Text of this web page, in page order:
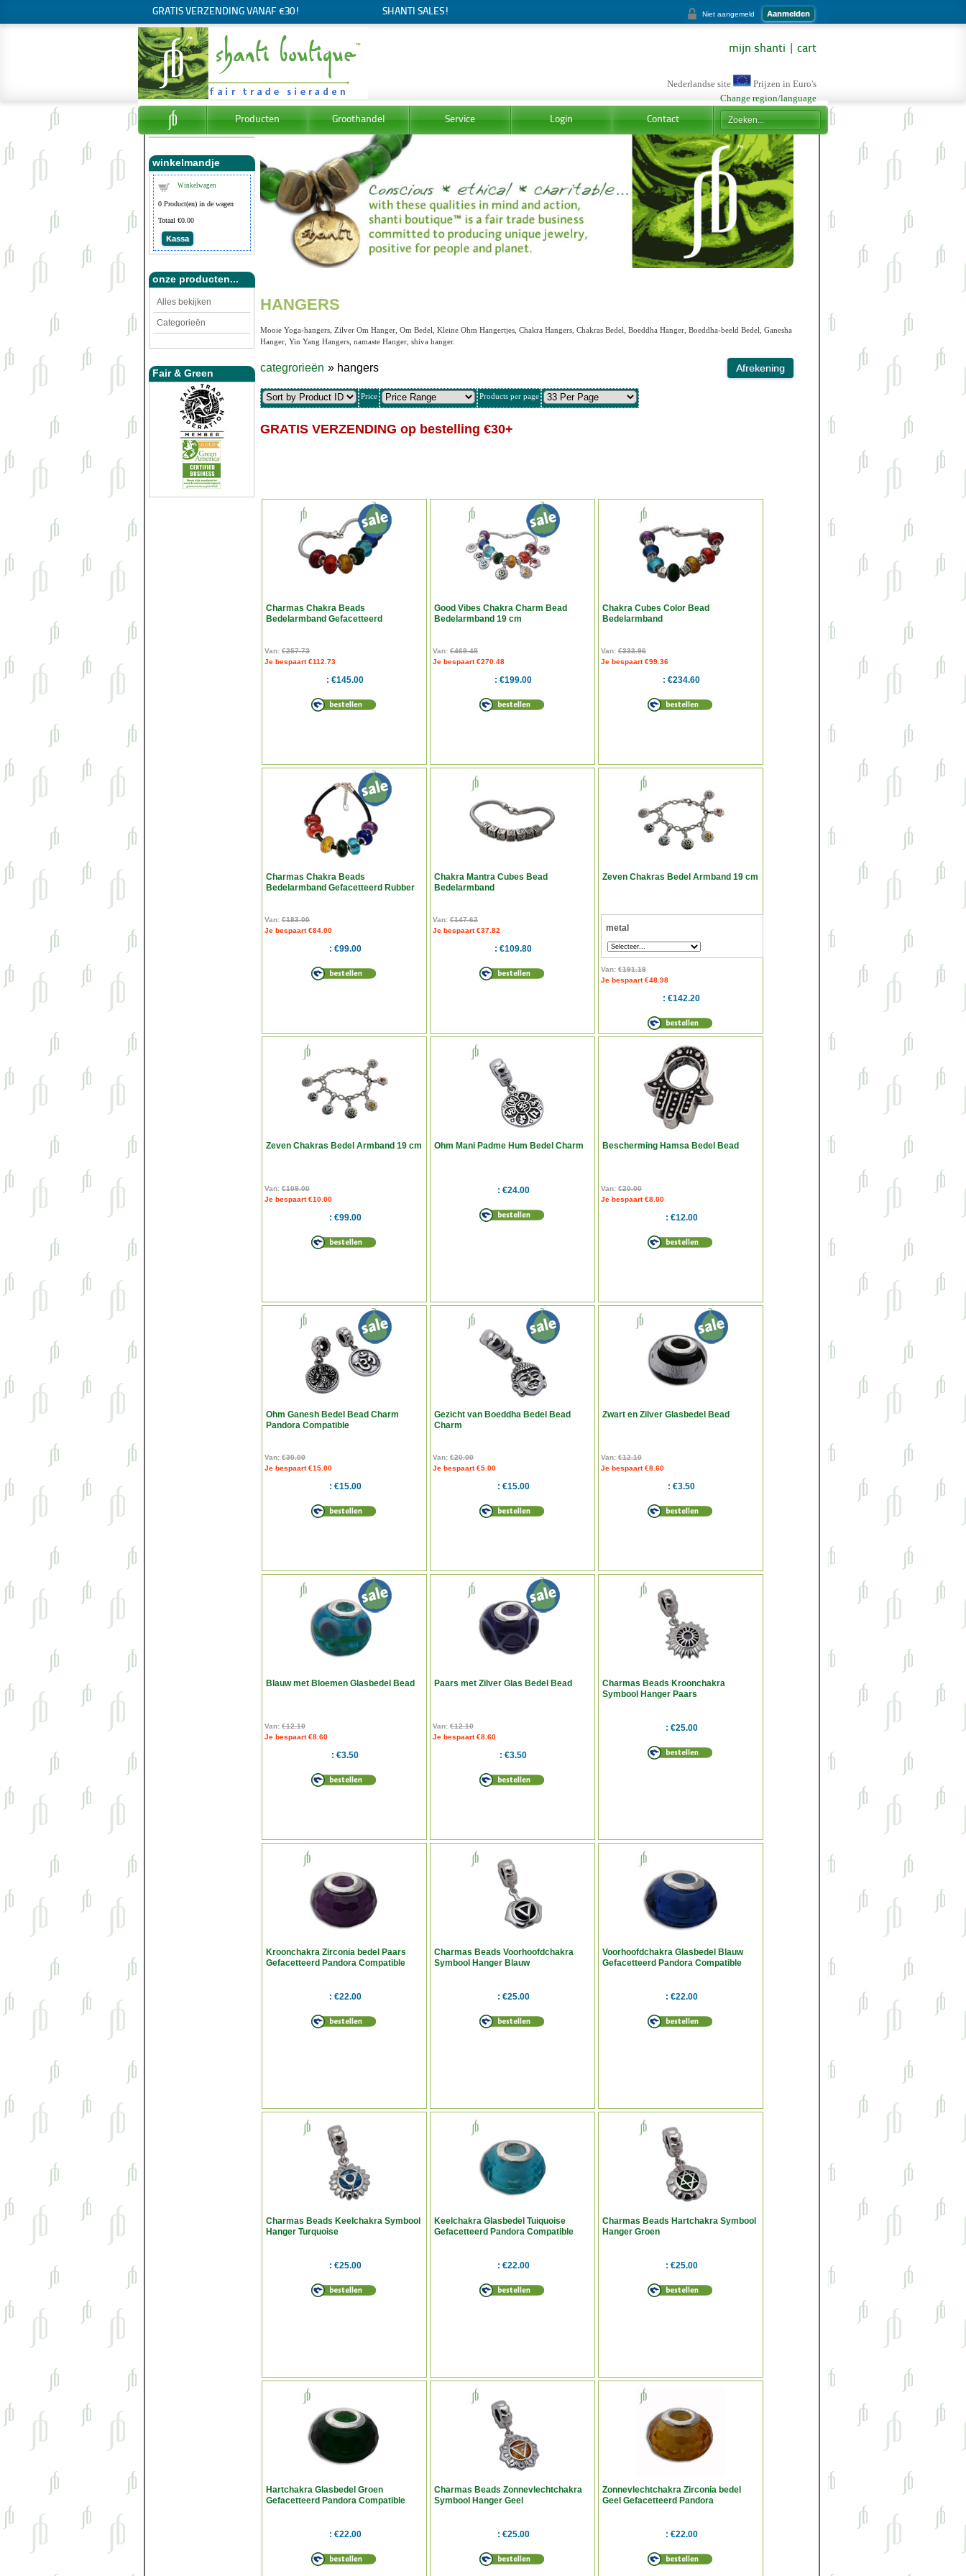
GRATIS VERZENDING VANAF €30! SHANTI SALES! Niet aangemeld Aanmelden
mijn shanti cart
Nederlandse site
Prijzen in Euro's
Change region/language
Producten Groothandel Service Login Contact
winkelmandje
Winkelwagen
0Product(en) in de wagen
Totaal €0.00
Kassa
onze producten...
Alles bekijken
Categorieën
Fair & Green
HANGERS
Mooie Yoga-hangers, Zilver Om Hanger, Om Bedel, Kleine Ohm Hangertjes, Chakra Hangers, Chakras Bedel, Boeddha Hanger, Boeddha-beeld Bedel, Ganesha
Hanger, Yin Yang Hangers, namaste Hanger, shiva hanger.
categrorieën » hangers
Price Products per page
GRATIS VERZENDING op bestelling €30+
Charmas Chakra Beads
Bedelarmband Gefacetteerd
Van: €257.73
Je bespaart €112.73
€145.00
Good Vibes Chakra Charm Bead
Bedelarmband 19 cm
Van: €469.48
Je bespaart €270.48
€199.00
Chakra Cubes Color Bead
Bedelarmband
Van: €333.96
Je bespaart €99.36
€234.60
Charmas Chakra Beads
Bedelarmband Gefacetteerd Rubber
Van: €183.00
Je bespaart €84.00
€99.00
Chakra Mantra Cubes Bead
Bedelarmband
Van: €147.62
Je bespaart €37.82
€109.80
Zeven Chakras Bedel Armband 19 cm
metal
Van: €191.18
Je bespaart €48.98
€142.20
Zeven Chakras Bedel Armband 19 cm
Van: €109.00
Je bespaart €10.00
€99.00
Ohm Mani Padme Hum Bedel Charm
€24.00
Bescherming Hamsa Bedel Bead
Van: €20.00
Je bespaart €8.00
€12.00
Ohm Ganesh Bedel Bead Charm
Pandora Compatible
Van: €30.00
Je bespaart €15.00
€15.00
Gezicht van Boeddha Bedel Bead
Charm
Van: €20.00
Je bespaart €5.00
€15.00
Zwart en Zilver Glasbedel Bead
Van: €12.10
Je bespaart €8.60
€3.50
Blauw met Bloemen Glasbedel Bead
Van: €12.10
Je bespaart €8.60
€3.50
Paars met Zilver Glas Bedel Bead
Van: €12.10
Je bespaart €8.60
€3.50
Charmas Beads Kroonchakra
Symbool Hanger Paars
€25.00
Kroonchakra Zirconia bedel Paars
Gefacetteerd Pandora Compatible
€22.00
Charmas Beads Voorhoofdchakra
Symbool Hanger Blauw
€25.00
Voorhoofdchakra Glasbedel Blauw
Gefacetteerd Pandora Compatible
€22.00
Charmas Beads Keelchakra Symbool
Hanger Turquoise
€25.00
Keelchakra Glasbedel Tuiquoise
Gefacetteerd Pandora Compatible
€22.00
Charmas Beads Hartchakra Symbool
Hanger Groen
€25.00
Hartchakra Glasbedel Groen
Gefacetteerd Pandora Compatible
€22.00
Charmas Beads Zonnevlechtchakra
Symbool Hanger Geel
€25.00
Zonnevlechtchakra Zirconia bedel
Geel Gefacetteerd Pandora
€22.00